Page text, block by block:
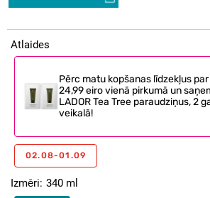
Izmēri 340 ml
Atlaides
Pērc matu kopšanas līdzekļus
24,99 eiro vienā pirkumā un
LADOR Tea Tree paraudziņus, 2
veikalā!
02.08-01.09